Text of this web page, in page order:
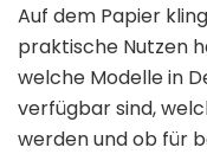
Auf dem Papier
praktische Nutzen
welche Modelle in
verfügbar sind,
werden und ob für